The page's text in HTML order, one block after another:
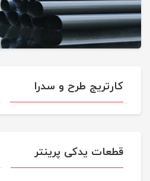
کارتریج طرح و سدرا
قطعات یدکی پرینتر